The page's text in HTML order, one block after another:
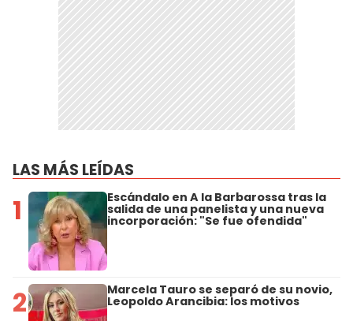
LAS MÁS LEÍDAS
1 Escándalo en A la Barbarossa tras la
salida de una panelista y una nueva
incorporación: "Se fue ofendida"
2 Marcela Tauro se separó de su novio,
Leopoldo Arancibia: los motivos